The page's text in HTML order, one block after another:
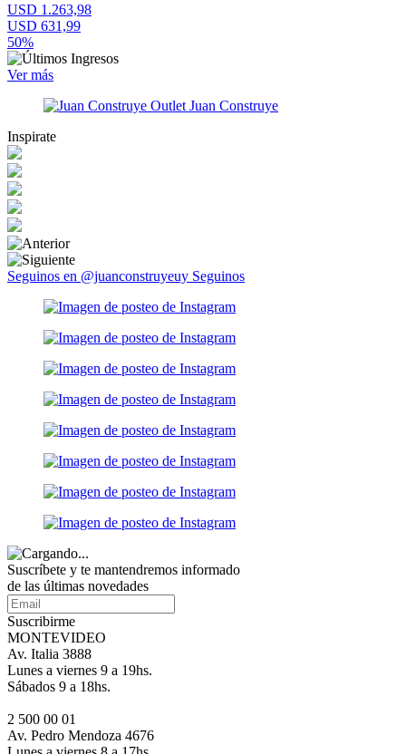
USD 1.263,98
USD 631,99
50%
Ver más
Inspirate
Seguinos en @juanconstruyeuy Seguinos
Suscríbete y te mantendremos informado
de las últimas novedades
Suscribirme
MONTEVIDEO
Av. Italia 3888
Lunes a viernes 9 a 19hs.
Sábados 9 a 18hs.
2 500 00 01
Av. Pedro Mendoza 4676